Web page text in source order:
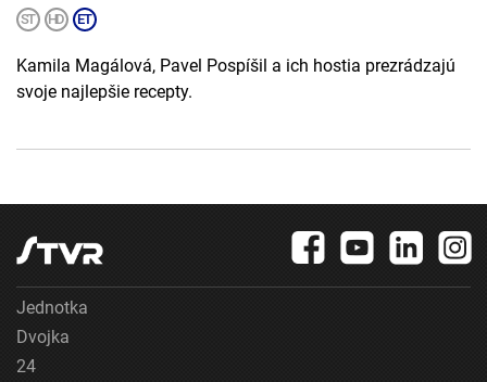
Kamila Magálová, Pavel Pospíšil a ich hostia prezrádzajú
svoje najlepšie recepty.
Jednotka
Dvojka
24